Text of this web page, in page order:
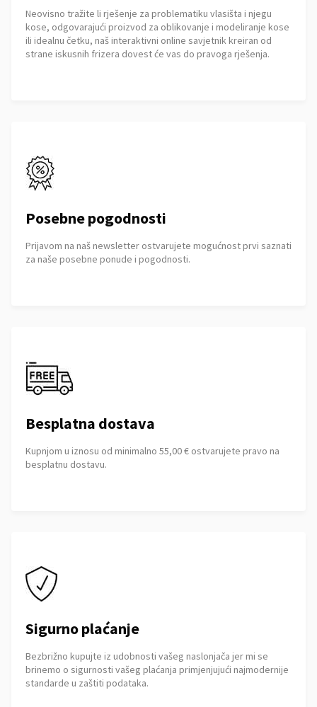
Neovisno tražite li rješenje za problematiku vlasišta i njegu
kose, odgovarajući proizvod za oblikovanje i modeliranje kose
ili idealnu četku, naš interaktivni online savjetnik kreiran od
strane iskusnih frizera dovest će vas do pravoga rješenja.
Posebne pogodnosti
Prijavom na naš newsletter ostvarujete mogućnost prvi saznati
za naše posebne ponude i pogodnosti.
Besplatna dostava
Kupnjom u iznosu od minimalno 55,00 € ostvarujete pravo na
besplatnu dostavu.
Sigurno plaćanje
Bezbrižno kupujte iz udobnosti vašeg naslonjača jer mi se
brinemo o sigurnosti vašeg plaćanja primjenjujući najmodernije
standarde u zaštiti podataka.